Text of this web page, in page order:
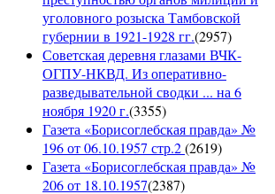
уголовного розыска Тамбовской
губернии в 1921-1928 гг.(2957)
Советская деревня глазами ВЧК-
ОГПУ-НКВД. Из оперативно-
разведывательной сводки ... на 6
ноября 1920 г.(3355)
Газета «Борисоглебская правда» №
196 от 06.10.1957 стр.2(2619)
Газета «Борисоглебская правда» №
206 от 18.10.1957(2387)